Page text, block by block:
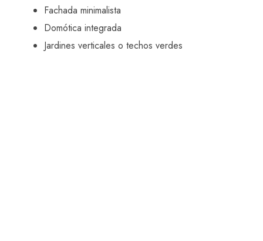
Fachada minimalista
Domótica integrada
Jardines verticales o techos verdes